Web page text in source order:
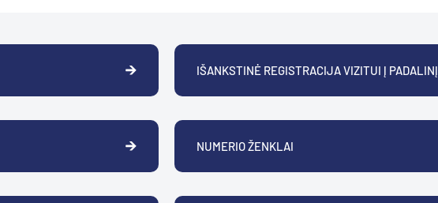
IŠANKSTINĖ REGISTRACIJA VIZITUI Į PADALINĮ
NUMERIO ŽENKLAI